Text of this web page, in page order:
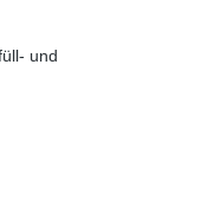
und